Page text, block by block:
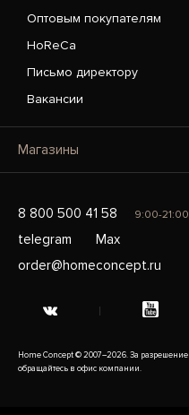
Оптовым покупателям
HoReCa
Письмо директору
Вакансии
Магазины
8 800 500 41 58 9:00-
telegram
Max
order@homeconcept.ru
Home Concept © 2007–2026. За
обращайтесь в офис компании.